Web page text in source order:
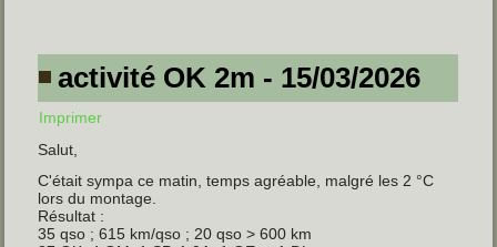
activité OK 2m - 15/03/2026
Imprimer
Salut,
C'était sympa ce matin, temps agréable, malgré les 2 °C
lors du montage.
Résultat :
35 qso ; 615 km/qso ; 20 qso > 600 km